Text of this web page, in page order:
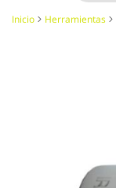
Inicio Herramientas